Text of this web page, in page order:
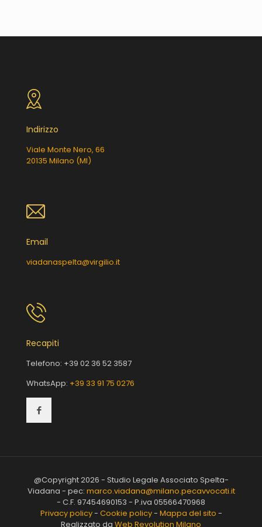
Indirizzo
Viale Monte Nero, 66
20135 Milano (MI)
Email
viadanaspelta@virgilio.it
Recapiti
Telefono: +39 02 36 52 3587
WhatsApp: +39 33 91 75 0276
@Copyright 2026 - Studio Legale Associato Spelta-
Viadana - pec: marco.viadana@milano.pecavvocati.it
- C.F. 97454690153 - P.iva 05566470968
Privacy policy- Cookie policy- Mappa del sito -
Realizzato da Web Revolution Milano